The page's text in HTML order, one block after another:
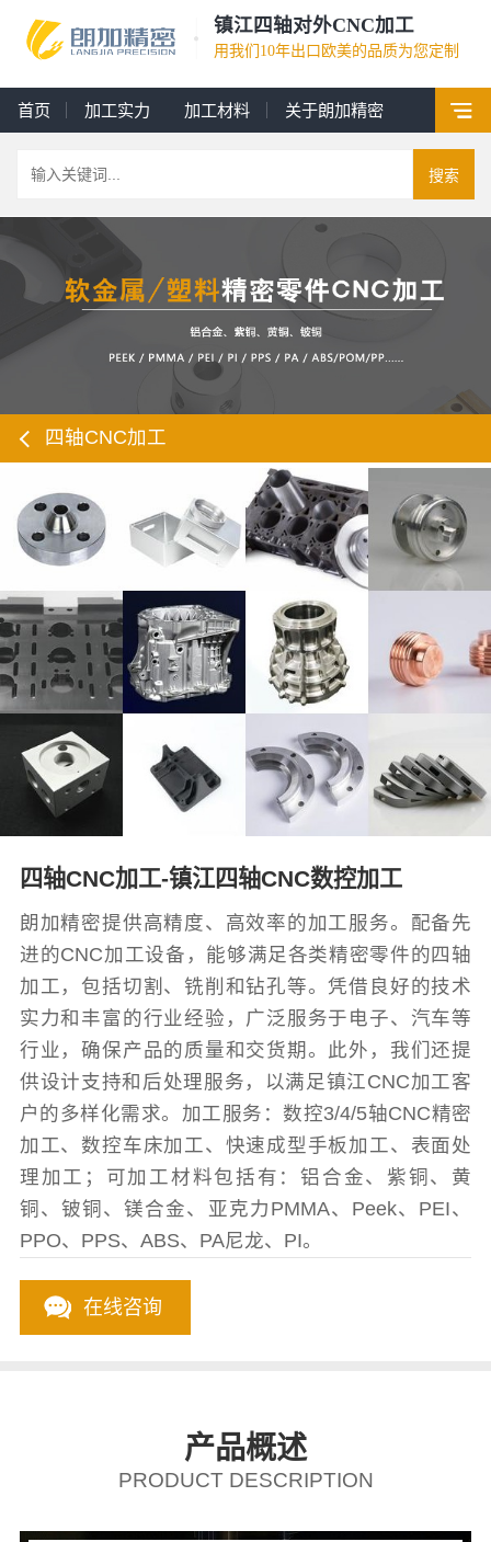
镇江四轴对外CNC加工
用我们10年出口欧美的品质为您定制
首页 加工实力 加工材料 关于朗加精密
搜索
四轴CNC加工
四轴CNC加工-镇江四轴CNC数控加工
朗加精密提供高精度、高效率的加工服务。配备先
进的CNC加工设备，能够满足各类精密零件的四轴
加工，包括切割、铣削和钻孔等。凭借良好的技术
实力和丰富的行业经验，广泛服务于电子、汽车等
行业，确保产品的质量和交货期。此外，我们还提
供设计支持和后处理服务，以满足镇江CNC加工客
户的多样化需求。加工服务：数控3/4/5轴CNC精密
加工、数控车床加工、快速成型手板加工、表面处
理加工；可加工材料包括有：铝合金、紫铜、黄
铜、铍铜、镁合金、亚克力PMMA、Peek、PEI、
PPO、PPS、ABS、PA尼龙、PI。
在线咨询
产品概述
PRODUCT DESCRIPTION